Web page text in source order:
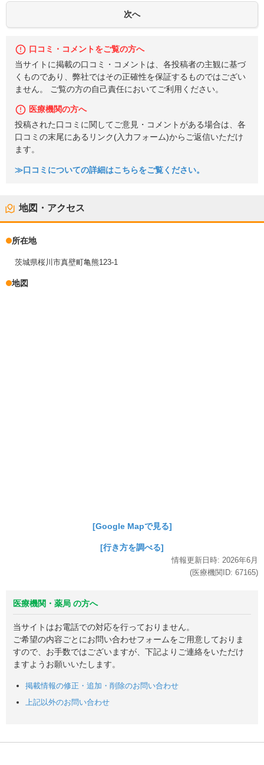
口コミ・コメントをご覧の方へ
当サイトに掲載の口コミ・コメントは、各投稿者の主観に基づ
くものであり、弊社ではその正確性を保証するものではござい
ません。 ご覧の方の自己責任においてご利用ください。
医療機関の方へ
投稿された口コミに関してご意見・コメントがある場合は、各
口コミの末尾にあるリンク(入力フォーム)からご返信いただけ
ます。
≫口コミについての詳細はこちらをご覧ください。
地図・アクセス
所在地
茨城県桜川市真壁町亀熊123-1
地図
[Google Mapで見る]
[行き方を調べる]
情報更新日時: 2026年6月
(医療機関ID: 67165)
医療機関・薬局 の方へ
当サイトはお電話での対応を行っておりません。
ご希望の内容ごとにお問い合わせフォームをご用意しておりま
すので、お手数ではございますが、下記よりご連絡をいただけ
ますようお願いいたします。
掲載情報の修正・追加・削除のお問い合わせ
上記以外のお問い合わせ